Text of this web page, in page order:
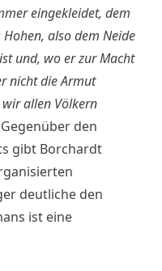
eingekleidet, dem
also dem Neide
und, wo er zur Macht
nicht die Armut
allen Völkern
Gegenüber den
gibt Borchardt
deutliche den
ist eine